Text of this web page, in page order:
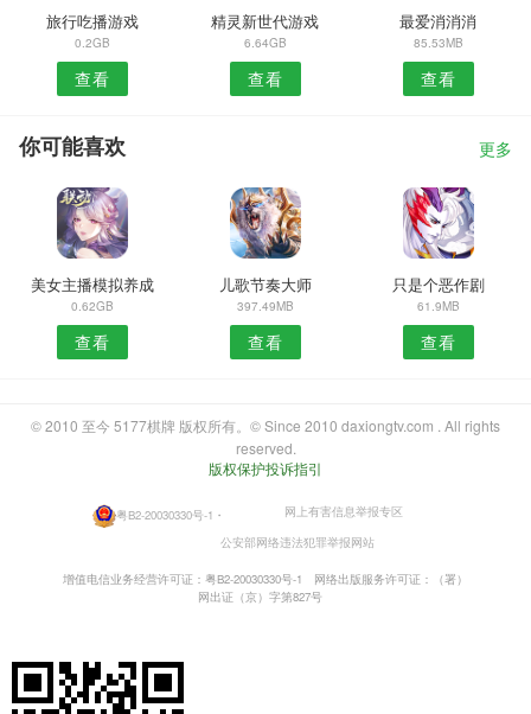
旅行吃播游戏
0.2GB
查看
精灵新世代游戏
6.64GB
查看
最爱消消消
85.53MB
查看
你可能喜欢 更多
美女主播模拟养成
0.62GB
查看
儿歌节奏大师
397.49MB
查看
只是个恶作剧
61.9MB
查看
© 2010 至今 5177棋牌 版权所有。© Since 2010 daxiongtv.com . All rights
reserved.
版权保护投诉指引
粤B2-20030330号-1 ・
网上有害信息举报专区
公安部网络违法犯罪举报网站
增值电信业务经营许可证：粤B2-20030330号-1
网络出版服务许可证：（署）
网出证（京）字第827号